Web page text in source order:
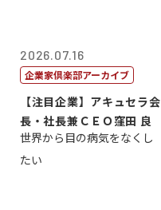
2026.07.16
企業家倶楽部アーカイブ
【注目企業】アキュセラ会
長・社長兼ＣＥＯ窪田 良
世界から目の病気をなくし
たい